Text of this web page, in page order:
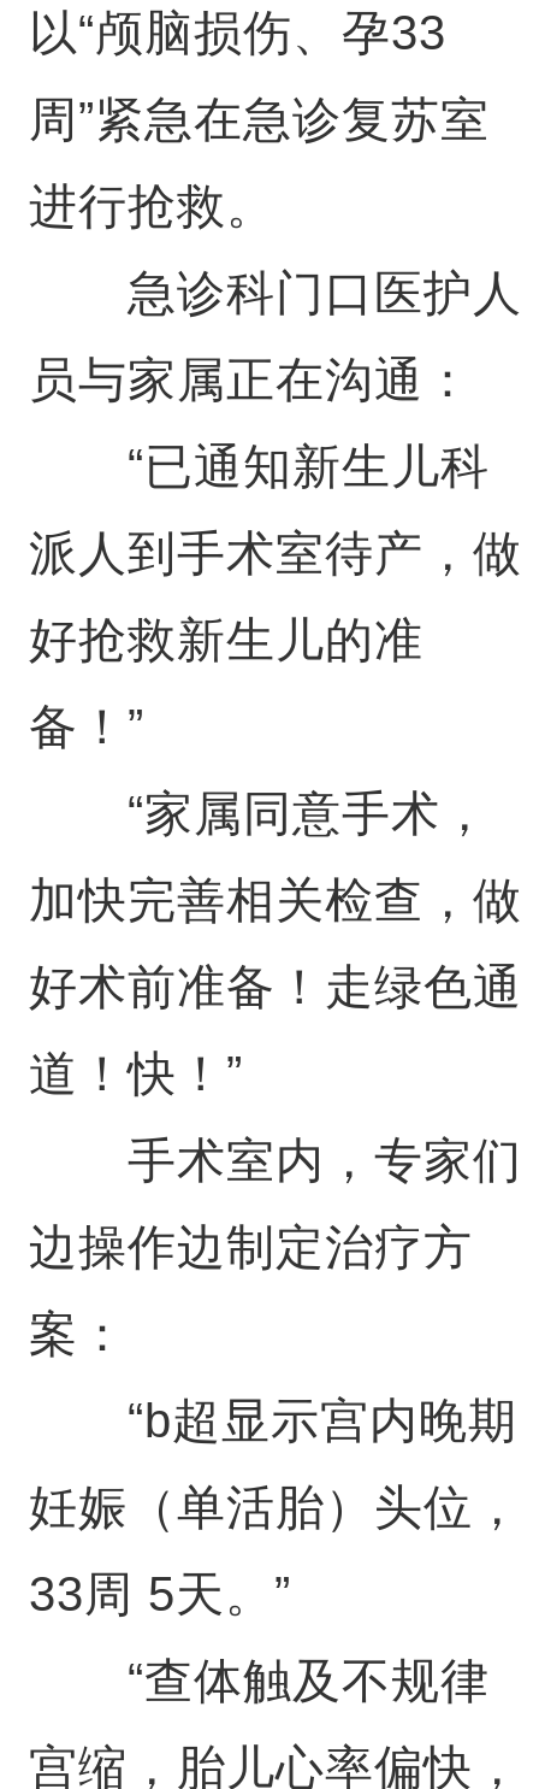
以“颅脑损伤、孕33
周”紧急在急诊复苏室
进行抢救。
急诊科门口医护人
员与家属正在沟通：
“已通知新生儿科
派人到手术室待产，做
好抢救新生儿的准
备！”
“家属同意手术，
加快完善相关检查，做
好术前准备！走绿色通
道！快！”
手术室内，专家们
边操作边制定治疗方
案：
“b超显示宫内晚期
妊娠（单活胎）头位，
33周 5天。”
“查体触及不规律
宫缩，胎儿心率偏快，